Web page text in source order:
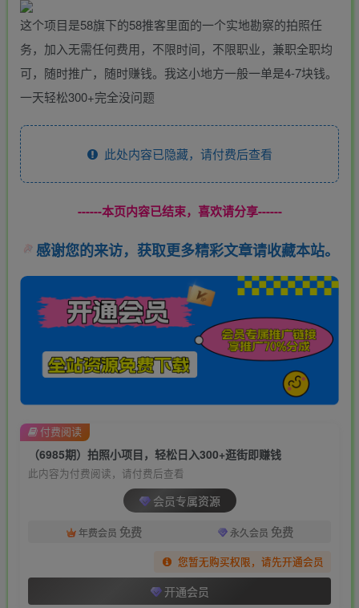
这个项目是58旗下的58推客里面的一个实地勘察的拍照任
务，加入无需任何费用，不限时间，不限职业，兼职全职均
可，随时推广，随时赚钱。我这小地方一般一单是4-7块钱。
一天轻松300+完全没问题
此处内容已隐藏，请付费后查看
------本页内容已结束，喜欢请分享------
感谢您的来访，获取更多精彩文章请收藏本站。
（6985期）拍照小项目，轻松日入300+逛街即赚钱
此内容为付费阅读，请付费后查看
会员专属资源
年费会员 免费 永久会员 免费
您暂无购买权限，请先开通会员
开通会员
付费阅读